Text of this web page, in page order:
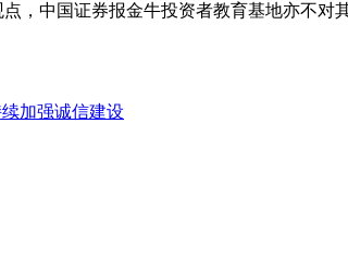
，中国证券报金牛投资者教育基地亦不对
加强诚信建设